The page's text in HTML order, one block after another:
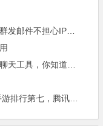
外贸邮件营销的免费工具——小满快发：群发邮件不担心IP被封
进博会倒计时，外贸沟通中，老外喜欢的聊天工具，你知道几种？
2015年最赚钱游戏出炉：《梦幻西游》手游排行第七，腾讯总收入进前三